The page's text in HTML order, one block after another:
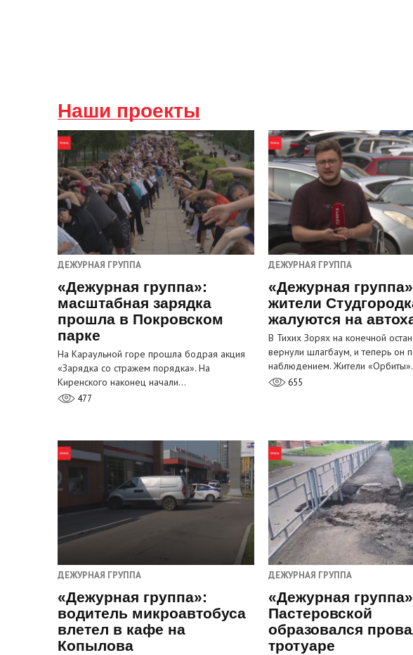
Наши проекты
ДЕЖУРНАЯ ГРУППА
«Дежурная группа»:
масштабная зарядка
прошла в Покровском
парке
На Караульной горе прошла бодрая акция
«Зарядка со стражем порядка». На
Киренского наконец начали…
477
ДЕЖУРНАЯ ГРУППА
«Дежурная
жители
жалуются на
В Тихих Зорях на конечной
вернули шлагбаум, и теперь он
наблюдением. Жители
655
ДЕЖУРНАЯ ГРУППА
«Дежурная группа»:
водитель микроавтобуса
влетел в кафе на
Копылова
ДЕЖУРНАЯ ГРУППА
«Дежурная
Пастеровской
образовался
тротуаре